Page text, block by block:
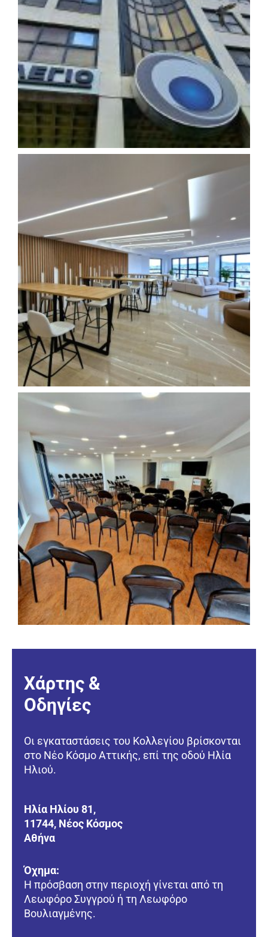
Χάρτης &
Οδηγίες
Οι εγκαταστάσεις του Κολλεγίου βρίσκονται
στο Νέο Κόσμο Αττικής, επί της οδού Ηλία
Ηλιού.
Ηλία Ηλίου 81,
11744, Νέος Κόσμος
Αθήνα
Όχημα:
Η πρόσβαση στην περιοχή γίνεται από τη
Λεωφόρο Συγγρού ή τη Λεωφόρο
Βουλιαγμένης.